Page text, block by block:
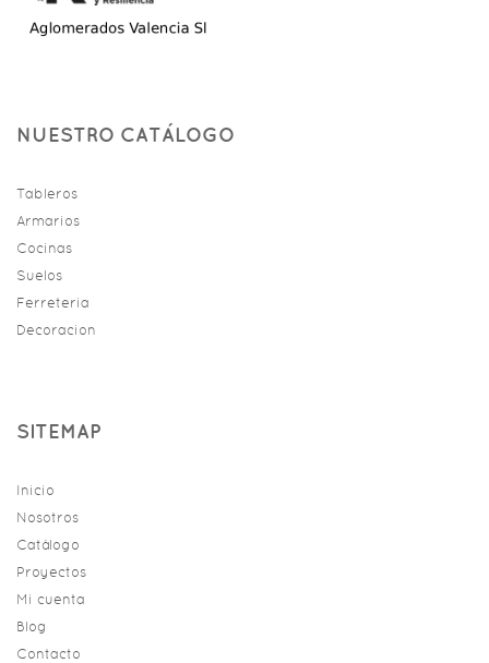
NUESTRO CATÁLOGO
Tableros
Armarios
Cocinas
Suelos
Ferreteria
Decoracion
SITEMAP
Inicio
Nosotros
Catálogo
Proyectos
Mi cuenta
Blog
Contacto